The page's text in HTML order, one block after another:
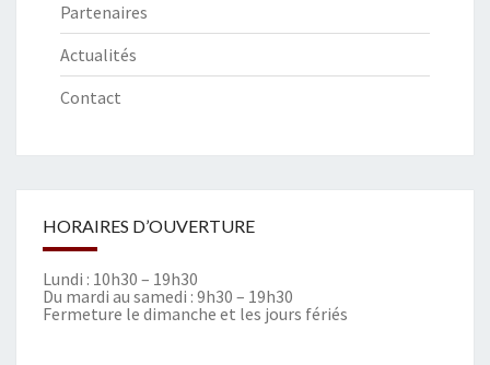
Partenaires
Actualités
Contact
HORAIRES D’OUVERTURE
Lundi : 10h30 – 19h30
Du mardi au samedi : 9h30 – 19h30
Fermeture le dimanche et les jours fériés